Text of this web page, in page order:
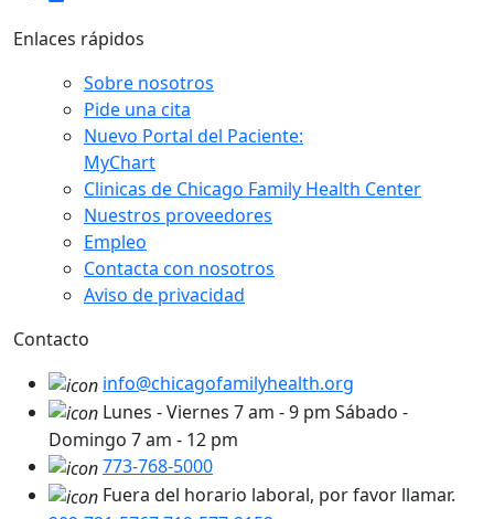
Enlaces rápidos
Sobre nosotros
Pide una cita
Nuevo Portal del Paciente:
MyChart
Clinicas de Chicago Family Health Center
Nuestros proveedores
Empleo
Contacta con nosotros
Aviso de privacidad
Contacto
info@chicagofamilyhealth.org
Lunes - Viernes 7 am - 9 pm Sábado -
Domingo 7 am - 12 pm
773-768-5000
Fuera del horario laboral, por favor llamar.